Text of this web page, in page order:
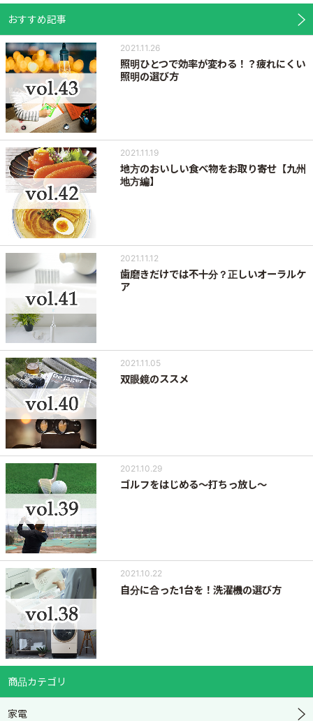
おすすめ記事
2021.11.26
照明ひとつで効率が変わる！？疲れにくい
照明の選び方
2021.11.19
地方のおいしい食べ物をお取り寄せ【九州
地方編】
2021.11.12
歯磨きだけでは不十分？正しいオーラルケ
ア
2021.11.05
双眼鏡のススメ
2021.10.29
ゴルフをはじめる～打ちっ放し～
2021.10.22
自分に合った1台を！洗濯機の選び方
商品カテゴリ
家電